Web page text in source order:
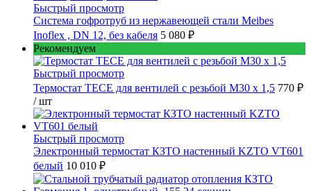
Быстрый просмотр
Cистема гофротруб из нержавеющей стали Meibes
Inoflex , DN 12, без кабеля 5 080 ₽
Рекомендуем
Быстрый просмотр
Термостат TECE для вентилей с резьбой М30 х 1,5 770 ₽
/ шт
Быстрый просмотр
Электронный термостат КЗТО настенный KZTO VT601
белый 10 010 ₽